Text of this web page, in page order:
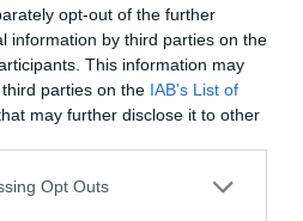
opt-out of the further
information by third parties on the
This information may
parties on the IAB’s List of
may further disclose it to other
Opt Outs
BRANCO GUARDA
de Cabo Verde
entre Rio de